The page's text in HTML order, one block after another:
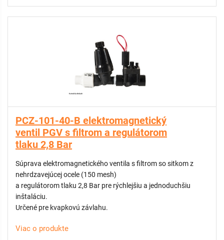
PCZ-101-40-B elektromagnetický
ventil PGV s filtrom a regulátorom
tlaku 2,8 Bar
Súprava elektromagnetického ventila s filtrom so sitkom z
nehrdzavejúcej ocele (150 mesh)
a regulátorom tlaku 2,8 Bar pre rýchlejšiu a jednoduchšiu
inštaláciu.
Určené pre kvapkovú závlahu.
Viac o produkte